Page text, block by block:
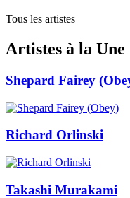
Tous les artistes
Artistes à la Une
Shepard Fairey
Richard Orlinski
Takashi Murakami